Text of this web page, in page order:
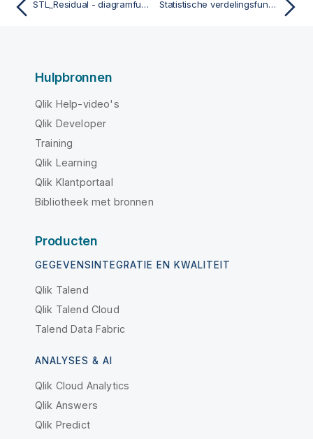
STL_Residual - diagramfunctie Statistische verdelingsfuncties
Hulpbronnen
Qlik Help-video's
Qlik Developer
Training
Qlik Learning
Qlik Klantportaal
Bibliotheek met bronnen
Producten
GEGEVENSINTEGRATIE EN KWALITEIT
Qlik Talend
Qlik Talend Cloud
Talend Data Fabric
ANALYSES & AI
Qlik Cloud Analytics
Qlik Answers
Qlik Predict